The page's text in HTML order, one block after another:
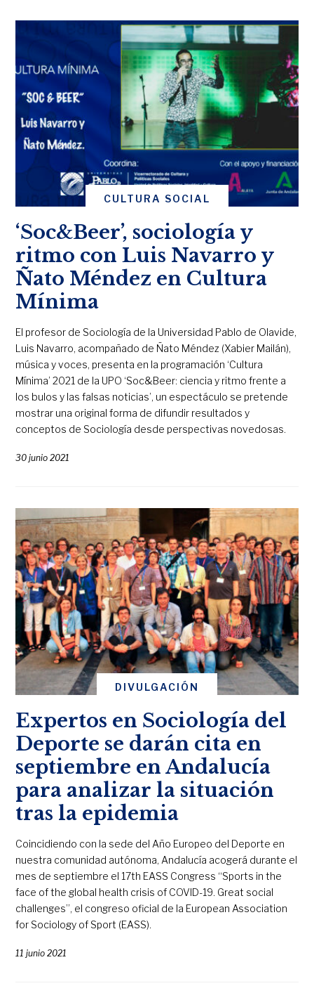
CULTURA SOCIAL
‘Soc&Beer’, sociología y
ritmo con Luis Navarro y
Ñato Méndez en Cultura
Mínima
El profesor de Sociología de la Universidad Pablo de Olavide,
Luis Navarro, acompañado de Ñato Méndez (Xabier Mailán),
música y voces, presenta en la programación ‘Cultura
Mínima’ 2021 de la UPO ‘Soc&Beer: ciencia y ritmo frente a
los bulos y las falsas noticias’, un espectáculo se pretende
mostrar una original forma de difundir resultados y
conceptos de Sociología desde perspectivas novedosas.
30 junio 2021
DIVULGACIÓN
Expertos en Sociología del
Deporte se darán cita en
septiembre en Andalucía
para analizar la situación
tras la epidemia
Coincidiendo con la sede del Año Europeo del Deporte en
nuestra comunidad autónoma, Andalucía acogerá durante el
mes de septiembre el 17th EASS Congress “Sports in the
face of the global health crisis of COVID-19. Great social
challenges”, el congreso oficial de la European Association
for Sociology of Sport (EASS).
11 junio 2021